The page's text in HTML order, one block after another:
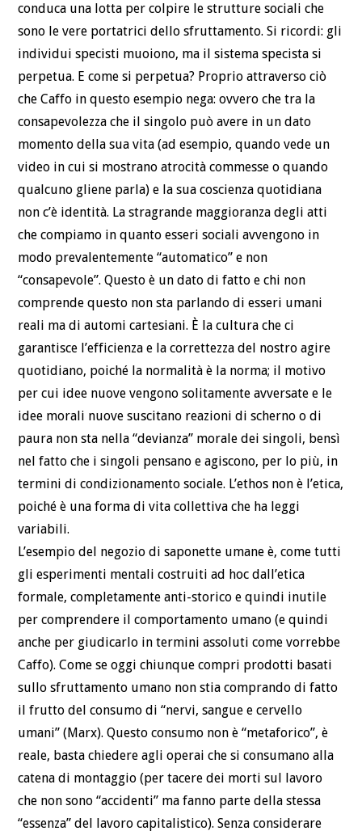
conduca una lotta per colpire le strutture sociali che
sono le vere portatrici dello sfruttamento. Si ricordi: gli
individui specisti muoiono, ma il sistema specista si
perpetua. E come si perpetua? Proprio attraverso ciò
che Caffo in questo esempio nega: ovvero che tra la
consapevolezza che il singolo può avere in un dato
momento della sua vita (ad esempio, quando vede un
video in cui si mostrano atrocità commesse o quando
qualcuno gliene parla) e la sua coscienza quotidiana
non c’è identità. La stragrande maggioranza degli atti
che compiamo in quanto esseri sociali avvengono in
modo prevalentemente “automatico” e non
“consapevole”. Questo è un dato di fatto e chi non
comprende questo non sta parlando di esseri umani
reali ma di automi cartesiani. È la cultura che ci
garantisce l’efficienza e la correttezza del nostro agire
quotidiano, poiché la normalità è la norma; il motivo
per cui idee nuove vengono solitamente avversate e le
idee morali nuove suscitano reazioni di scherno o di
paura non sta nella “devianza” morale dei singoli, bensì
nel fatto che i singoli pensano e agiscono, per lo più, in
termini di condizionamento sociale. L’ethos non è l’etica,
poiché è una forma di vita collettiva che ha leggi
variabili.
L’esempio del negozio di saponette umane è, come tutti
gli esperimenti mentali costruiti ad hoc dall’etica
formale, completamente anti-storico e quindi inutile
per comprendere il comportamento umano (e quindi
anche per giudicarlo in termini assoluti come vorrebbe
Caffo). Come se oggi chiunque compri prodotti basati
sullo sfruttamento umano non stia comprando di fatto
il frutto del consumo di “nervi, sangue e cervello
umani” (Marx). Questo consumo non è “metaforico”, è
reale, basta chiedere agli operai che si consumano alla
catena di montaggio (per tacere dei morti sul lavoro
che non sono “accidenti” ma fanno parte della stessa
“essenza” del lavoro capitalistico). Senza considerare